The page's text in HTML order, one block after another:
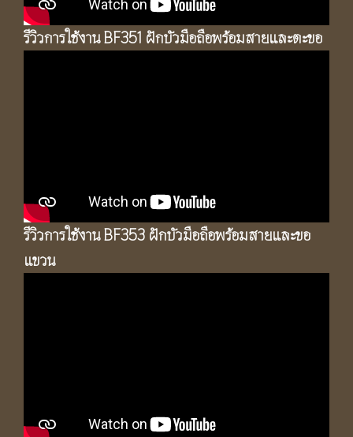
รีวิวการใช้งาน BF351 ฝักบัวมือถือพร้อมสายและตะขอ
รีวิวการใช้งานBF353 ฝักบัวมือถือพร้อมสายและขอ
แขวน